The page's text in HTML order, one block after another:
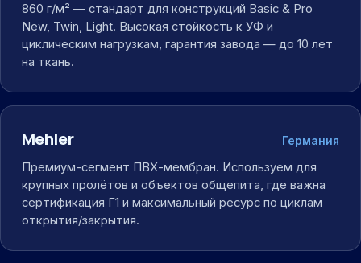
860 г/м² — стандарт для конструкций Basic & Pro
New, Twin, Light. Высокая стойкость к УФ и
циклическим нагрузкам, гарантия завода — до 10 лет
на ткань.
Mehler Германия
Премиум-сегмент ПВХ-мембран. Используем для
крупных пролётов и объектов общепита, где важна
сертификация Г1 и максимальный ресурс по циклам
открытия/закрытия.